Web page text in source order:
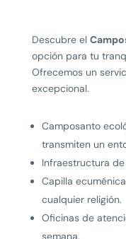
Descubre el
opción para tu
Ofrecemos un
excepcional.
Camposanto
transmiten un
Infraestructura
Capilla
cualquier religión.
Oficinas de
semana.